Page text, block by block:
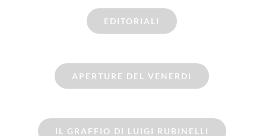
EDITORIALI
APERTURE DEL VENERDI
IL GRAFFIO DI LUIGI RUBINELLI